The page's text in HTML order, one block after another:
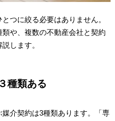
つに絞る必要はありません。
や、複数の不動産会社と契約
します。
種類ある
介契約は3種類あります。「専